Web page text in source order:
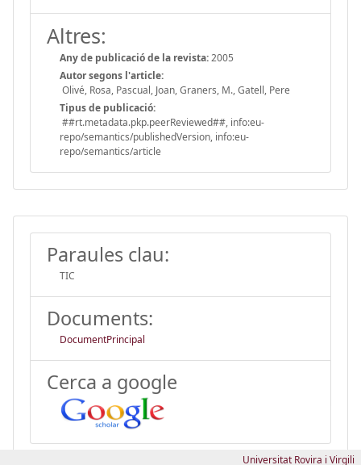
Altres:
Any de publicació de la revista:2005
Autor segons l'article:
Olivé, Rosa, Pascual, Joan, Graners, M., Gatell, Pere
Tipus de publicació:
##rt.metadata.pkp.peerReviewed##, info:eu-
repo/semantics/publishedVersion, info:eu-
repo/semantics/article
Paraules clau:
TIC
Documents:
DocumentPrincipal
Cerca a google
Universitat Rovira i Virgili